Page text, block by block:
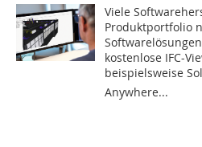
Viele
Produktportfolio
kostenlose IFC-
beispielsweise
Anywhere...